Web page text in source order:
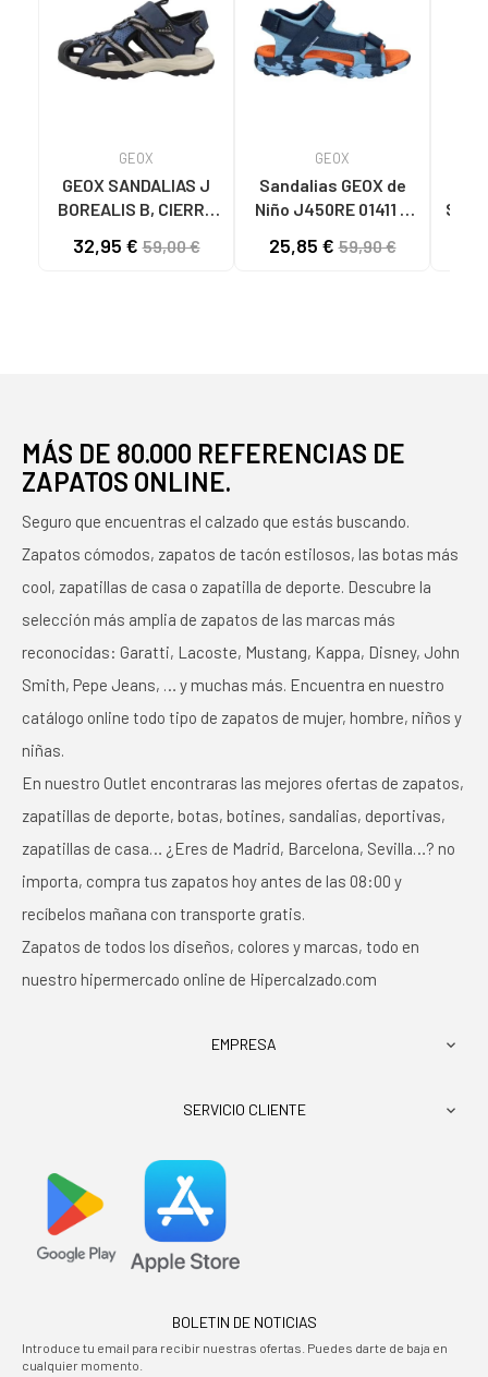
GEOX
GEOX SANDALIAS J
BOREALIS B, CIERRE
32,95 €59,00 €
GEOX
Sandalias GEOX de
Niño J450RE 01411 J
NAVY C4228
25,85 €59,90 €
MÁS DE 80.000 REFERENCIAS DE
ZAPATOS ONLINE.
Seguro que encuentras el calzado que estás buscando.
Zapatos cómodos, zapatos de tacón estilosos, las botas más
cool, zapatillas de casa o zapatilla de deporte. Descubre la
selección más amplia de zapatos de las marcas más
reconocidas: Garatti, Lacoste, Mustang, Kappa, Disney, John
Smith, Pepe Jeans, … y muchas más. Encuentra en nuestro
catálogo online todo tipo de zapatos de mujer, hombre, niños y
niñas.
En nuestro Outlet encontraras las mejores ofertas de zapatos,
zapatillas de deporte, botas, botines, sandalias, deportivas,
zapatillas de casa… ¿Eres de Madrid, Barcelona, Sevilla…? no
importa, compra tus zapatos hoy antes de las 08:00 y
recíbelos mañana con transporte gratis.
Zapatos de todos los diseños, colores y marcas, todo en
nuestro hipermercado online de Hipercalzado.com
EMPRESA 
SERVICIO CLIENTE 
BOLETIN DE NOTICIAS
Introduce tu email para recibir nuestras ofertas. Puedes darte de baja en
cualquier momento.